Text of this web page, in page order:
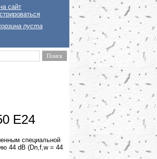
сайт
пуста
E24
специальной
44 dB (Dn,f,w = 44